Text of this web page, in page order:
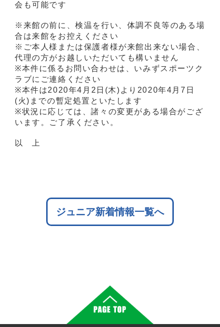
会も可能です
※来館の前に、検温を行い、体調不良等のある場
合は来館をお控えください
※ご本人様または保護者様が来館出来ない場合、
代理の方がお越しいただいても構いません
※本件に係るお問い合わせは、いみずスポーツク
ラブにご連絡ください
※本件は2020年4月2日(木)より2020年4月7日
(火)までの暫定処置といたします
※状況に応じては、諸々の変更がある場合がござ
います。ご了承ください。
以 上
ジュニア新着情報一覧へ